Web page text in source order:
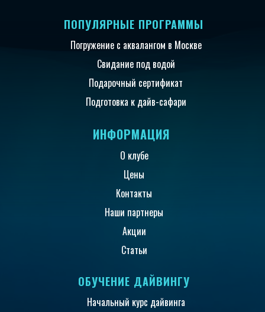
ИНФОРМАЦИЯ
О клубе
Цены
Контакты
Наши партнеры
Акции
Статьи
Погружение с аквалангом в Москве
Свидание под водой
Подарочный сертификат
Подготовка к дайв-сафари
ПОПУЛЯРНЫЕ ПРОГРАММЫ
Начальный курс дайвинга
ОБУЧЕНИЕ ДАЙВИНГУ